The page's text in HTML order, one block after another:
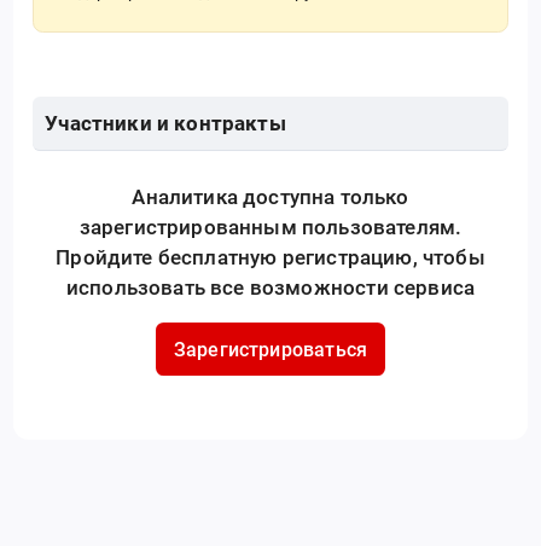
Участники и контракты
Аналитика доступна только
зарегистрированным пользователям.
Пройдите бесплатную регистрацию, чтобы
использовать все возможности сервиса
Зарегистрироваться